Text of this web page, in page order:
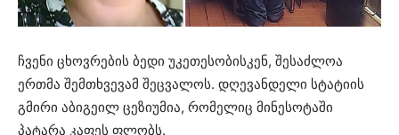
ჩვენი ცხოვრების ბედი უკეთესობისკენ, შესაძლოა
ერთმა შემთხვევამ შეცვალოს. დღევანდელი სტატიის
გმირი აბიგეილ ცეზიუმია, რომელიც მინესოტაში
პატარა კაფეს ფლობს.